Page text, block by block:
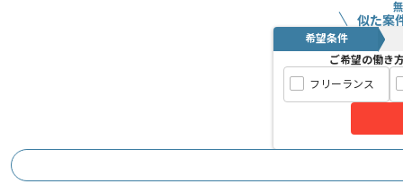
似た案
希望条件
ご希望の働き
フリーランス